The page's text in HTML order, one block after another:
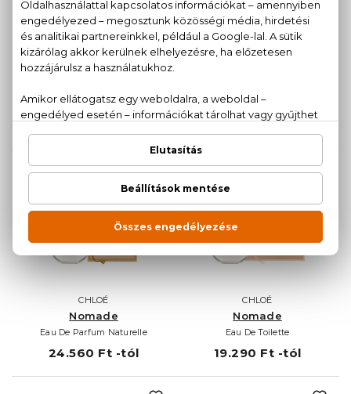
CHLOÉ
Eau De Parfum
Mini 5 ml
5.740 Ft
Eau De Parfum
19.730 Ft -tól
CHLOÉ
Nomade
Eau De Parfum Naturelle
24.560 Ft -tól
CHLOÉ
Nomade
Eau De Toilette
19.290 Ft -tól